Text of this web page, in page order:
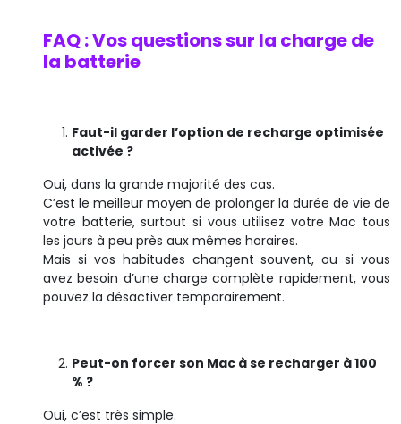
FAQ : Vos questions sur la charge de
la batterie
Faut-il garder l’option de recharge optimisée
activée ?
Oui, dans la grande majorité des cas.
C’est le meilleur moyen de prolonger la durée de vie de
votre batterie, surtout si vous utilisez votre Mac tous
les jours à peu près aux mêmes horaires.
Mais si vos habitudes changent souvent, ou si vous
avez besoin d’une charge complète rapidement, vous
pouvez la désactiver temporairement.
Peut-on forcer son Mac à se recharger à 100
% ?
Oui, c’est très simple.